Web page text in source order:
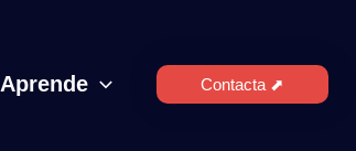
Aprende Contacta ⬈